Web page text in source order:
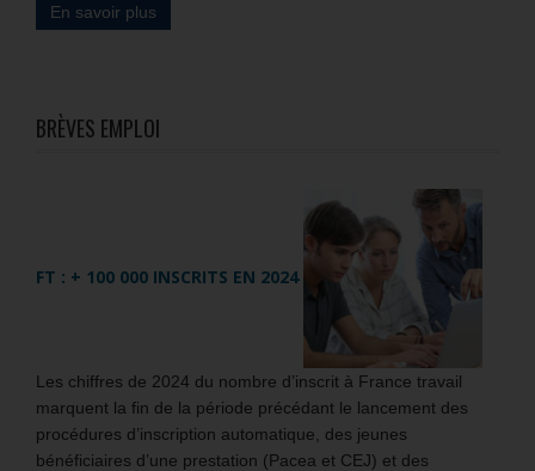
En savoir plus
BRÈVES EMPLOI
FT : + 100 000 INSCRITS EN 2024
Les chiffres de 2024 du nombre d’inscrit à France travail
marquent la fin de la période précédant le lancement des
procédures d’inscription automatique, des jeunes
bénéficiaires d’une prestation (Pacea et CEJ) et des